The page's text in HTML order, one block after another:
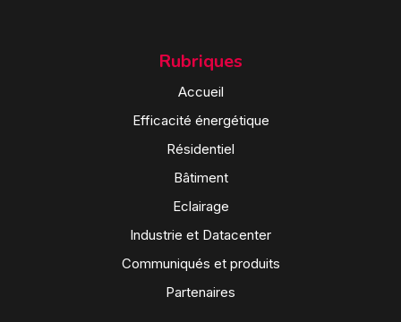
Rubriques
Accueil
Efficacité énergétique
Résidentiel
Bâtiment
Eclairage
Industrie et Datacenter
Communiqués et produits
Partenaires